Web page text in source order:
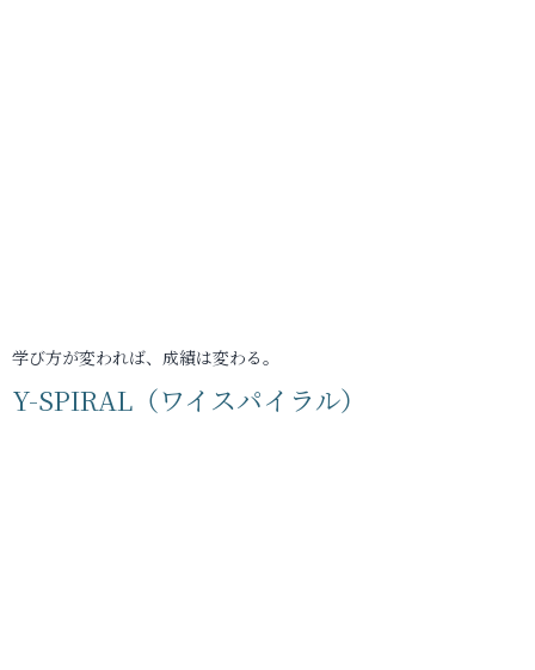
学び方が変われば、成績は変わる。
Y-SPIRAL（ワイスパイラル）